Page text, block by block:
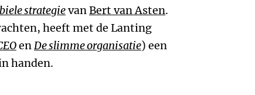
strategievanBert van Asten.
heeft met de Lanting
enDe slimme organisatie) een
handen.